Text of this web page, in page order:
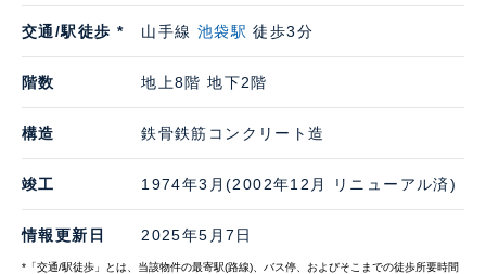
交通/駅徒歩 * 山手線 池袋駅 徒歩3分
階数 地上8階 地下2階
構造 鉄骨鉄筋コンクリート造
竣工 1974年3月(2002年12月 リニューアル済)
情報更新日 2025年5月7日
*「交通/駅徒歩」とは、当該物件の最寄駅(路線)、バス停、およびそこまでの徒歩所要時間